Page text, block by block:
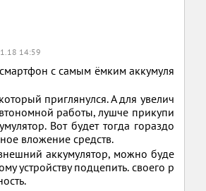
14:59
смартфон с самым ёмким аккумуля
приглянулся. А для увелич
работы, лушче прикупи
Вот будет тогда гораздо
вложение средств.
аккумулятор, можно буде
устройству подцепить. своего р